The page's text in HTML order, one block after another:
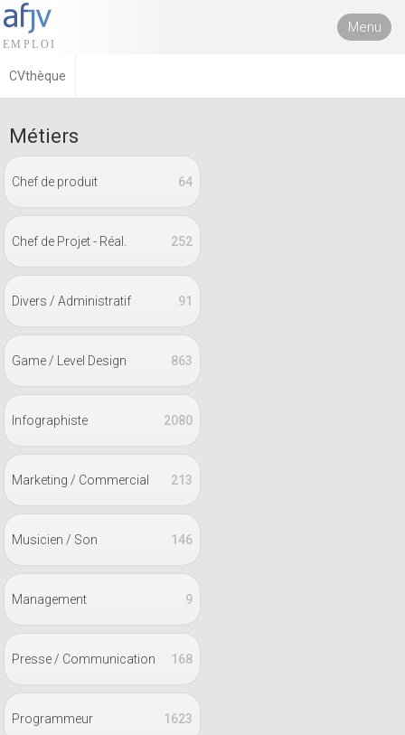
Menu
CVthèque
Métiers
64
Chef de produit
252
Chef de Projet - Réal.
91
Divers / Administratif
863
Game / Level Design
2080
Infographiste
213
Marketing / Commercial
146
Musicien / Son
9
Management
168
Presse / Communication
1623
Programmeur